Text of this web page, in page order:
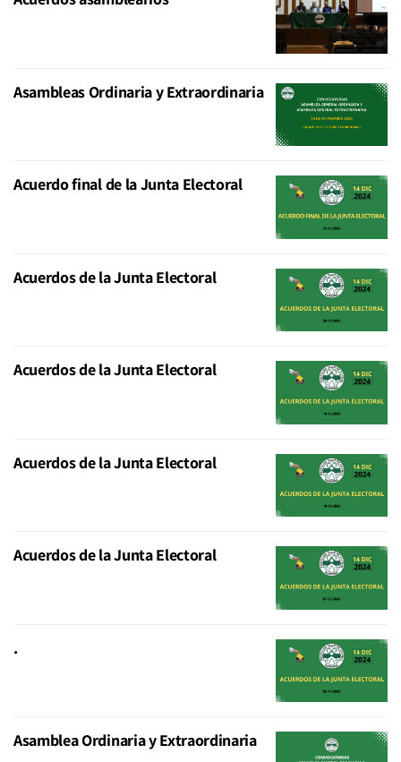
Asambleas Ordinaria y Extraordinaria
Acuerdo final de la Junta Electoral
Acuerdos de la Junta Electoral
Acuerdos de la Junta Electoral
Acuerdos de la Junta Electoral
Acuerdos de la Junta Electoral
.
Asamblea Ordinaria y Extraordinaria